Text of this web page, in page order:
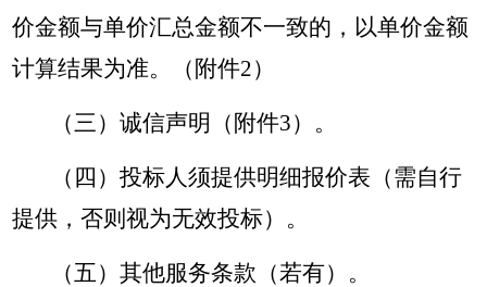
价金额与单价汇总金额不一致的，以单价金额
计算结果为准。（附件2）
（三）诚信声明（附件3）。
（四）投标人须提供明细报价表（需自行
提供，否则视为无效投标）。
（五）其他服务条款（若有）。